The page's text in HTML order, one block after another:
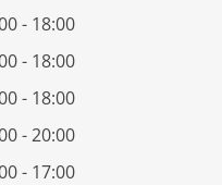
- 18:00
- 18:00
- 18:00
- 20:00
- 17:00